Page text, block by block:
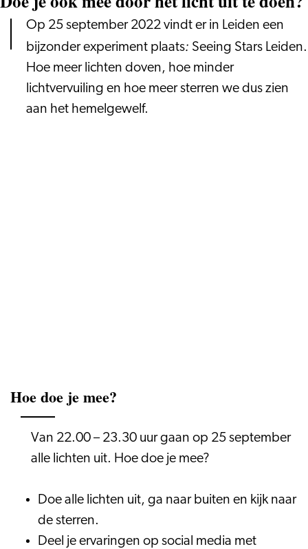
Op 25 september 2022 vindt er in Leiden een
bijzonder experiment plaats: Seeing Stars Leiden.
Hoe meer lichten doven, hoe minder
lichtvervuiling en hoe meer sterren we dus zien
aan het hemelgewelf.
Hoe doe je mee?
Van 22.00 – 23.30 uur gaan op 25 september
alle lichten uit. Hoe doe je mee?
Doe alle lichten uit, ga naar buiten en kijk naar
de sterren.
Deel je ervaringen op social media met